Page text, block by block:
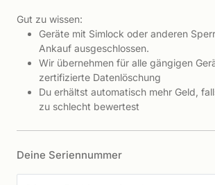
Gut zu wissen:
Geräte mit Simlock oder anderen
Ankauf ausgeschlossen.
Wir übernehmen für alle gängigen
zertifizierte Datenlöschung
Du erhältst automatisch mehr Geld,
zu schlecht bewertest
Deine Seriennummer